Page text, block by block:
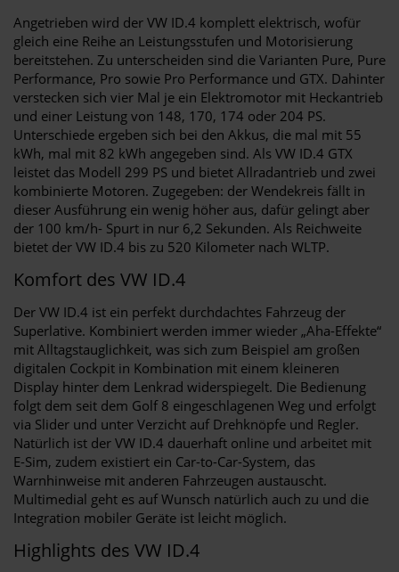
Angetrieben wird der VW ID.4 komplett elektrisch, wofür
gleich eine Reihe an Leistungsstufen und Motorisierung
bereitstehen. Zu unterscheiden sind die Varianten Pure, Pure
Performance, Pro sowie Pro Performance und GTX. Dahinter
verstecken sich vier Mal je ein Elektromotor mit Heckantrieb
und einer Leistung von 148, 170, 174 oder 204 PS.
Unterschiede ergeben sich bei den Akkus, die mal mit 55
kWh, mal mit 82 kWh angegeben sind. Als VW ID.4 GTX
leistet das Modell 299 PS und bietet Allradantrieb und zwei
kombinierte Motoren. Zugegeben: der Wendekreis fällt in
dieser Ausführung ein wenig höher aus, dafür gelingt aber
der 100 km/h- Spurt in nur 6,2 Sekunden. Als Reichweite
bietet der VW ID.4 bis zu 520 Kilometer nach WLTP.
Komfort des VW ID.4
Der VW ID.4 ist ein perfekt durchdachtes Fahrzeug der
Superlative. Kombiniert werden immer wieder „Aha-Effekte“
mit Alltagstauglichkeit, was sich zum Beispiel am großen
digitalen Cockpit in Kombination mit einem kleineren
Display hinter dem Lenkrad widerspiegelt. Die Bedienung
folgt dem seit dem Golf 8 eingeschlagenen Weg und erfolgt
via Slider und unter Verzicht auf Drehknöpfe und Regler.
Natürlich ist der VW ID.4 dauerhaft online und arbeitet mit
E-Sim, zudem existiert ein Car-to-Car-System, das
Warnhinweise mit anderen Fahrzeugen austauscht.
Multimedial geht es auf Wunsch natürlich auch zu und die
Integration mobiler Geräte ist leicht möglich.
Highlights des VW ID.4